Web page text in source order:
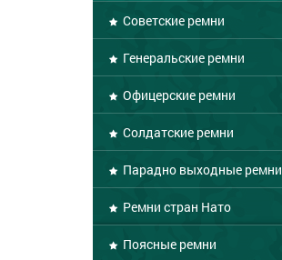
Советские ремни
Генеральские ремни
Офицерские ремни
Солдатские ремни
Парадно выходные ремни
Ремни стран Нато
Поясные ремни